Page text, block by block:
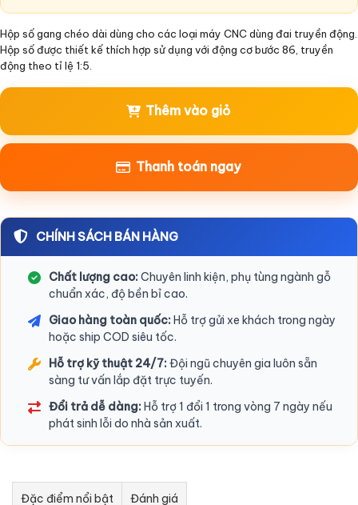
Hộp số gang chéo dài dùng cho các loại máy CNC dùng đai truyền động.
Hộp số được thiết kế thích hợp sử dụng với động cơ bước 86, truyền
động theo tỉ lệ 1:5.
Thêm vào giỏ
Thanh toán ngay
CHÍNH SÁCH BÁN HÀNG
Chất lượng cao:Chuyên linh kiện, phụ tùng ngành gỗ
chuẩn xác, độ bền bỉ cao.
Giao hàng toàn quốc:Hỗ trợ gửi xe khách trong ngày
hoặc ship COD siêu tốc.
Hỗ trợ kỹ thuật 24/7:Đội ngũ chuyên gia luôn sẵn
sàng tư vấn lắp đặt trực tuyến.
Đổi trả dễ dàng:Hỗ trợ 1 đổi 1 trong vòng 7 ngày nếu
phát sinh lỗi do nhà sản xuất.
Đặc điểm nổi bật Đánh giá